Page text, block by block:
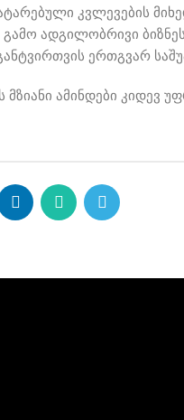
კვლევების
ადგილობრივი
ერთგვარ
ამინდები კიდევ